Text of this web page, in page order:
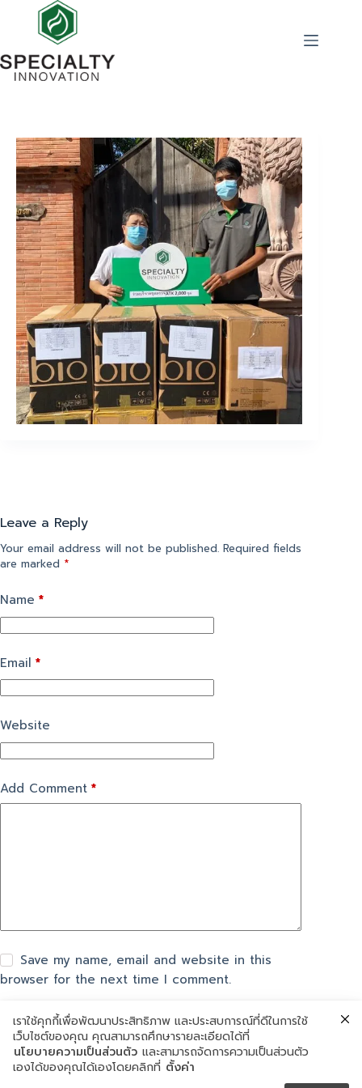
Leave a Reply
Your email address will not be published. Required fields
are marked *
Name *
Email *
Website
Add Comment *
Save my name, email and website in this
browser for the next time I comment.
Post Comment
เราใช้คุกกี้เพื่อพัฒนาประสิทธิภาพ และประสบการณ์ที่ดีในการใช้
เว็บไซต์ของคุณ คุณสามารถศึกษารายละเอียดได้ที่
นโยบายความเป็นส่วนตัว และสามารถจัดการความเป็นส่วนตัว
เองได้ของคุณได้เองโดยคลิกที่ ตั้งค่า